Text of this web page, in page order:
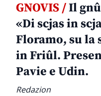
GNOVIS /Il
«Di scjas in
Floramo, su la
in Friûl.
Pavie e Udin.
Redazion